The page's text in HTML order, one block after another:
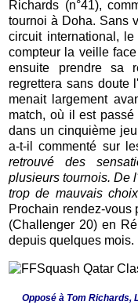
Richards (n°41),
tournoi à Doha. Sans
circuit international,
compteur la veille
ensuite prendre sa
regrettera sans doute
menait largement
match, où il est
dans un cinquième
a-t-il commenté sur
retrouvé des
plusieurs tournois. De
trop de mauvais
Prochain rendez-vous
(Challenger 20) en
depuis quelques mois.
Opposé à Tom Richards,